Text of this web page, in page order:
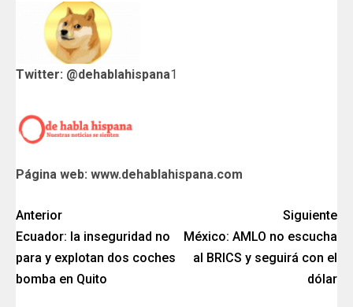
Twitter: @dehablahispana1
Página web: www.dehablahispana.com
Anterior
Ecuador: la inseguridad no
para y explotan dos coches
bomba en Quito
Siguiente
México: AMLO no escucha
al BRICS y seguirá con el
dólar